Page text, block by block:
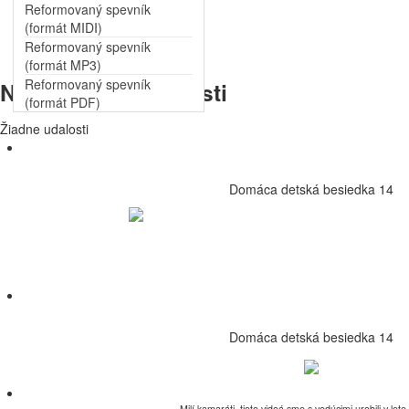
Reformovaný spevník
(formát MIDI)
Reformovaný spevník
(formát MP3)
Reformovaný spevník
(formát PDF)
Následujúceudalosti
Žiadne udalosti
Domáca detská besiedka 14
Domáca detská besiedka 14